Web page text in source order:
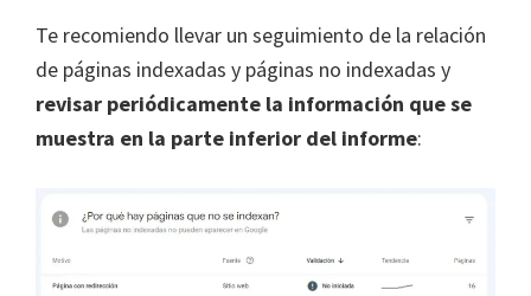
Te recomiendo llevar un seguimiento de la relación
de páginas indexadas y páginas no indexadas y
revisar periódicamente la información que se
muestra en la parte inferior del informe: